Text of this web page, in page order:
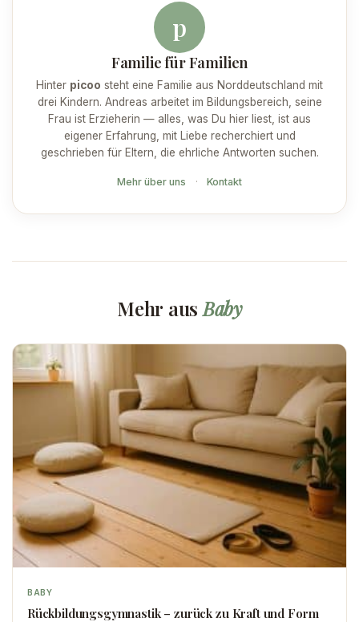
p
Familie für Familien
Hinter picoo steht eine Familie aus Norddeutschland mit
drei Kindern. Andreas arbeitet im Bildungsbereich, seine
Frau ist Erzieherin — alles, was Du hier liest, ist aus
eigener Erfahrung, mit Liebe recherchiert und
geschrieben für Eltern, die ehrliche Antworten suchen.
Mehr über uns · Kontakt
Mehr ausBaby
BABY
Rückbildungsgymnastik – zurück zu Kraft und Form